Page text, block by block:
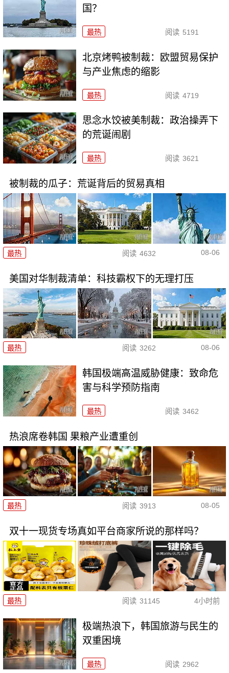
国？
最热 阅读 5191
北京烤鸭被制裁：欧盟贸易保护
与产业焦虑的缩影
最热 阅读 4719
思念水饺被美制裁：政治操弄下
的荒诞闹剧
最热 阅读 3621
被制裁的瓜子：荒诞背后的贸易真相
最热 阅读 4632 08-06
美国对华制裁清单：科技霸权下的无理打压
最热 阅读 3262 08-06
韩国极端高温威胁健康：致命危
害与科学预防指南
最热 阅读 3462
热浪席卷韩国 果粮产业遭重创
最热 阅读 3913 08-05
双十一现货专场真如平台商家所说的那样吗？
最热 阅读 31145 4小时前
极端热浪下，韩国旅游与民生的
双重困境
最热 阅读 2962